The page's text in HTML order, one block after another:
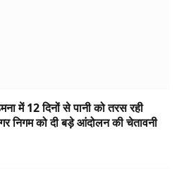
में 12 दिनों से पानी को तरस रही
निगम को दी बड़े आंदोलन की चेतावनी